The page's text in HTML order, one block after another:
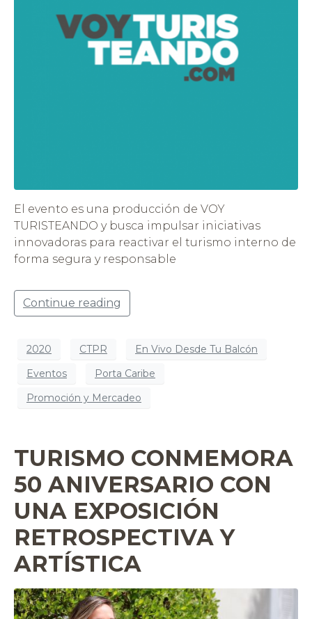
El evento es una producción de VOY
TURISTEANDO y busca impulsar iniciativas
innovadoras para reactivar el turismo interno de
forma segura y responsable
Continue reading
2020 CTPR
En Vivo Desde Tu Balcón
Eventos
Porta Caribe
Promoción y Mercadeo
TURISMO CONMEMORA
50 ANIVERSARIO CON
UNA EXPOSICIÓN
RETROSPECTIVA Y
ARTÍSTICA